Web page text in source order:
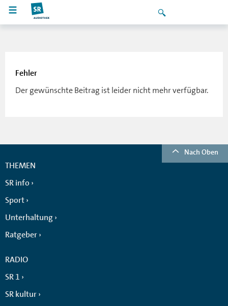
Fehler
Der gewünschte Beitrag ist leider nicht mehr verfügbar.
Nach Oben
THEMEN
SR info
Sport
Unterhaltung
Ratgeber
RADIO
SR 1
SR kultur